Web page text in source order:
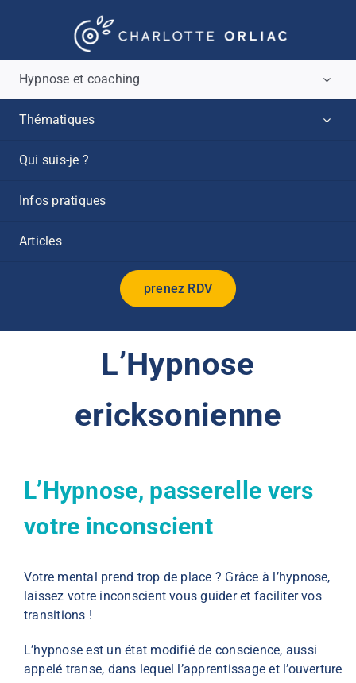
Hypnose et coaching
Thématiques
Qui suis-je ?
Infos pratiques
Articles
prenez RDV
L’Hypnose
ericksonienne
L’Hypnose, passerelle vers
votre inconscient
Votre mental prend trop de place ? Grâce à l’hypnose,
laissez votre inconscient vous guider et faciliter vos
transitions !
L’hypnose est un état modifié de conscience, aussi
appelé transe, dans lequel l’apprentissage et l’ouverture